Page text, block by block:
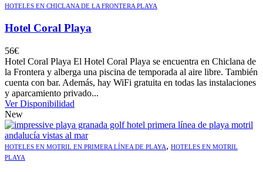
HOTELES EN CHICLANA DE LA FRONTERA PLAYA
Hotel Coral Playa
56€
Hotel Coral Playa El Hotel Coral Playa se encuentra en Chiclana de
la Frontera y alberga una piscina de temporada al aire libre. También
cuenta con bar. Además, hay WiFi gratuita en todas las instalaciones
y aparcamiento privado...
Ver Disponibilidad
New
HOTELES EN MOTRIL EN PRIMERA LÍNEA DE PLAYA, HOTELES EN MOTRIL
PLAYA